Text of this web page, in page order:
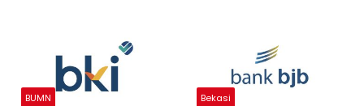
BUMN Bekasi